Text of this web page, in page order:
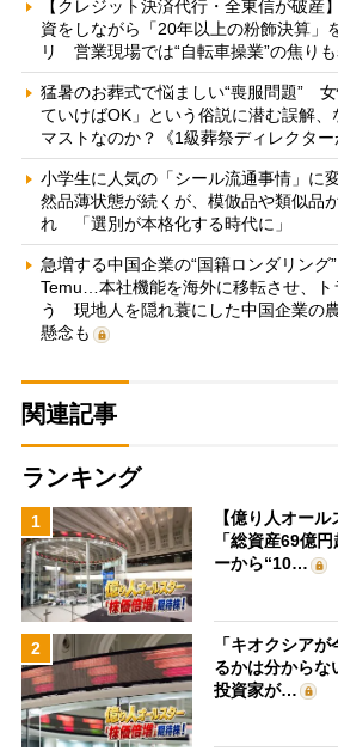
【クレジット決済代行・全東信が破産
資をしながら「20年以上の粉飾決算」
リ 営業現場では“自転車操業”の焦り
猛暑のお葬式で悩ましい“喪服問題”
ていけばOK」という俗説に潜む誤解
マストなのか？《1級葬祭ディレクター
小学生に人気の「シール流通事情」
然品薄状態が続くが、模倣品や類似品
れ 「選別が本格化する時代に」
急増する中国企業の“国籍ロンダリング
Temu…本社機能を海外に移転させ、ト
う 現地人を隠れ蓑にした中国企業の
懸念も
関連記事
ランキング
1
【億り人オー
「総資産69億
ーから“10…
2
「キオクシア
るかは分からな
投資家が…